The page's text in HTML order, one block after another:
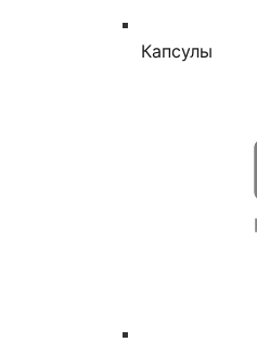
Капсулы